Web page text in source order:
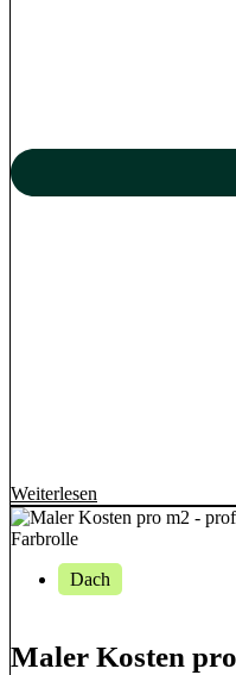
Weiterlesen
Dach
Maler Kosten